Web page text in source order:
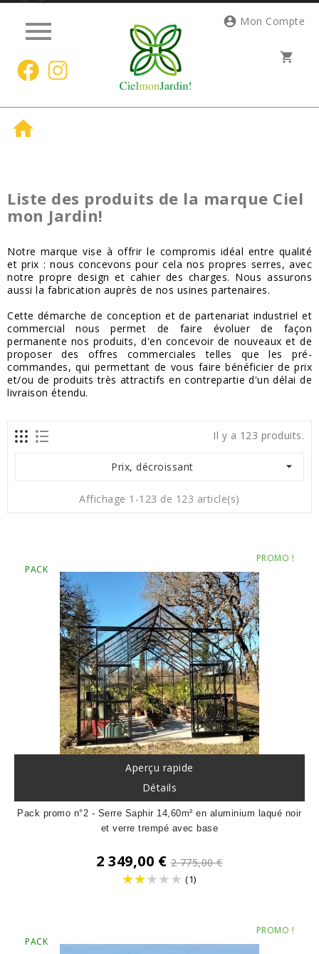

shopping_cart
 Mon Compte

Liste des produits de la marque Ciel
mon Jardin!
Notre marque vise à offrir le compromis idéal entre qualité
et prix : nous concevons pour cela nos propres serres, avec
notre propre design et cahier des charges. Nous assurons
aussi la fabrication auprès de nos usines partenaires.
Cette démarche de conception et de partenariat industriel et
commercial nous permet de faire évoluer de façon
permanente nos produits, d'en concevoir de nouveaux et de
proposer des offres commerciales telles que les pré-
commandes, qui permettant de vous faire bénéficier de prix
et/ou de produits très attractifs en contrepartie d'un délai de
livraison étendu.
Il y a 123 produits.
Prix, décroissant 
Affichage 1-123 de 123 article(s)
PROMO !
PACK
Aperçu rapide
Détails
Pack promo n°2 - Serre Saphir 14,60m² en aluminium laqué noir
et verre trempé avec base
2 349,00 €Prix
de
2 775,00 €
(1)
PROMO !
PACK